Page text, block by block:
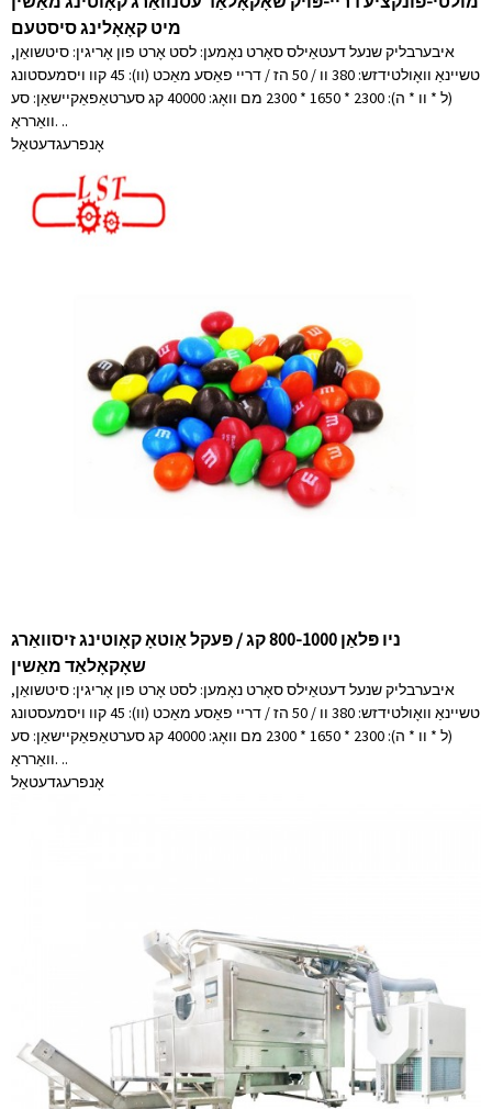
מיט קאָאָלינג סיסטעם
איבערבליק שנעל דעטאַילס סאָרט נאָמען: לסט אָרט פון אָריגין: סיטשואַן,
טשיינאַ וואָולטידזש: 380 וו / 50 הז / דריי פאַסע מאַכט (וו): 45 קוו ויסמעסטונג
(ל * וו * ה): 2300 * 1650 * 2300 מם וואָג: 40000 קג סערטאַפאַקיישאַן: סע
וואַרראַ. ..
אָנפרעגדעטאַל
ניו פּלאַן 800-1000 קג / פּעקל אַוטאָ קאָוטינג זיסוואַרג
שאָקאָלאַד מאַשין
איבערבליק שנעל דעטאַילס סאָרט נאָמען: לסט אָרט פון אָריגין: סיטשואַן,
טשיינאַ וואָולטידזש: 380 וו / 50 הז / דריי פאַסע מאַכט (וו): 45 קוו ויסמעסטונג
(ל * וו * ה): 2300 * 1650 * 2300 מם וואָג: 40000 קג סערטאַפאַקיישאַן: סע
וואַרראַ. ..
אָנפרעגדעטאַל